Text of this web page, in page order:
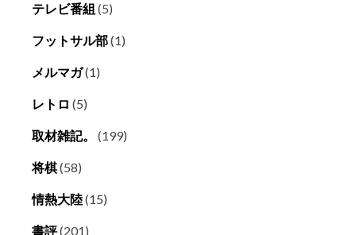
テレビ番組 (5)
フットサル部(1)
メルマガ(1)
レトロ (5)
取材雑記。 (199)
将棋(58)
情熱大陸(15)
書評(201)